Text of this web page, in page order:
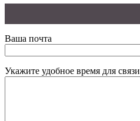
Ваша почта
Укажите удобное время для связи